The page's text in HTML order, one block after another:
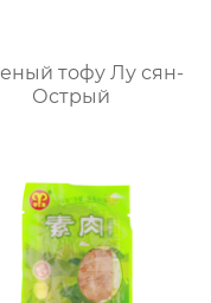
тофу Лу сян-
Острый